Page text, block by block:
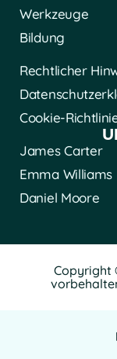
Werkzeuge
Bildung
Rechtlicher
Cookie-
James Carter
Emma Williams
Daniel Moore
Copyright